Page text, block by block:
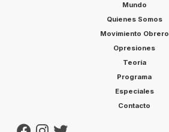
Mundo
Quienes Somos
Movimiento Obrero
Opresiones
Teoría
Programa
Especiales
Contacto